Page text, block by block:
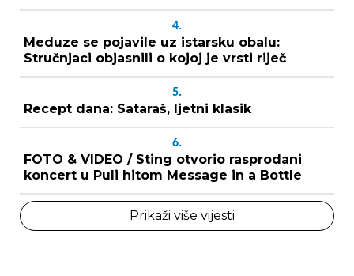
4.
Meduze se pojavile uz istarsku obalu:
Stručnjaci objasnili o kojoj je vrsti riječ
5.
Recept dana: Sataraš, ljetni klasik
6.
FOTO & VIDEO / Sting otvorio rasprodani
koncert u Puli hitom Message in a Bottle
Prikaži više vijesti